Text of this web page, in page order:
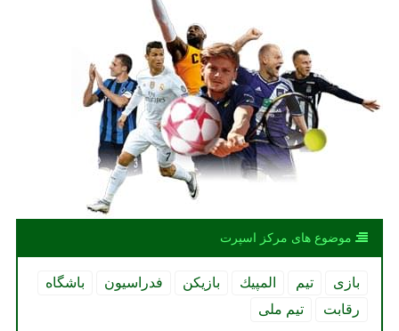
موضوع های مركز اسپرت
بازی تیم المپیك بازیكن فدراسیون
باشگاه
رقابت
تیم ملی